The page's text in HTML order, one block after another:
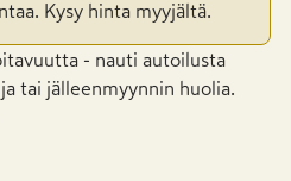
Kysy hinta myyjältä.
- nauti autoilusta
tai jälleenmyynnin huolia.